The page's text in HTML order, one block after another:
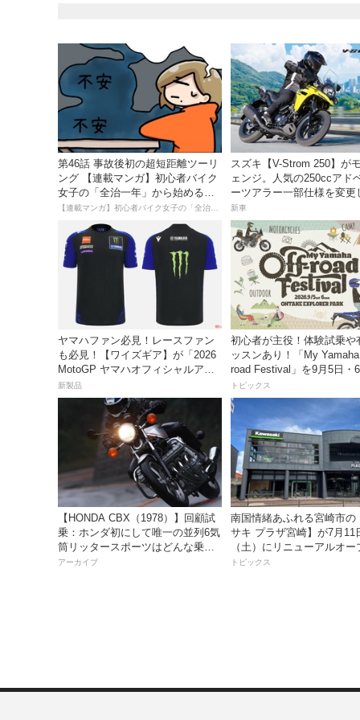
第46話 事故後初の超短距離ツーリ
ング 【連載マンガ】初心者バイク
女子の「全治一年」から始める起
死回生日記
スズキ【V-Strom 250】が
ェンジ。人気の250ccアド
ーツアラー一部仕様を変更
23日発売。価格68万5300円
新車
ヤマハファン必見！レースファン
も必見！【ワイズギア】が「2026
MotoGP ヤマハオフィシャルアパ
レル」を数量限定でリリース
新製品
初心者が主役！体験試乗や
ッスンあり！「My
road Festival」を9月5日・
ンタケエクスプローラーパ
実施！
トピックス
【HONDA CBX（1978）】回顧試
乗：ホンダ初にして唯一の並列6気
筒リッタースポーツはどんな乗り
味だったのか？
アーカイブ
南国情緒あふれる宮崎市の
サキ プラザ宮崎】が7月11
（土）にリニューアルオー
トピックス